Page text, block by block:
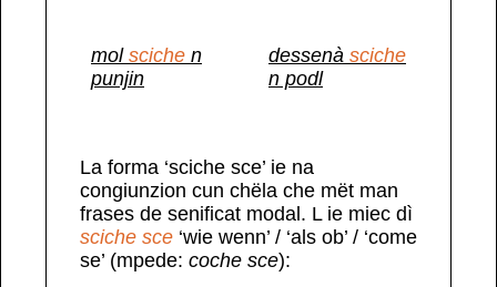
mol sciche n
punjin
dessenà sciche
n podl
La forma ‘sciche sce’ ie na
congiunzion cun chëla che mët man
frases de senificat modal. L ie miec dì
sciche sce ‘wie wenn’ / ‘als ob’ / ‘come
se’ (mpede: coche sce):